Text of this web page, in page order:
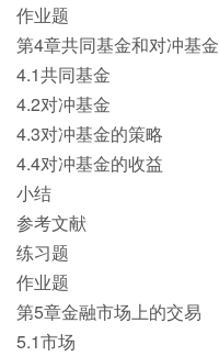
作业题
第4章共同基金和对冲基金
4.1共同基金
4.2对冲基金
4.3对冲基金的策略
4.4对冲基金的收益
小结
参考文献
练习题
作业题
第5章金融市场上的交易
5.1市场